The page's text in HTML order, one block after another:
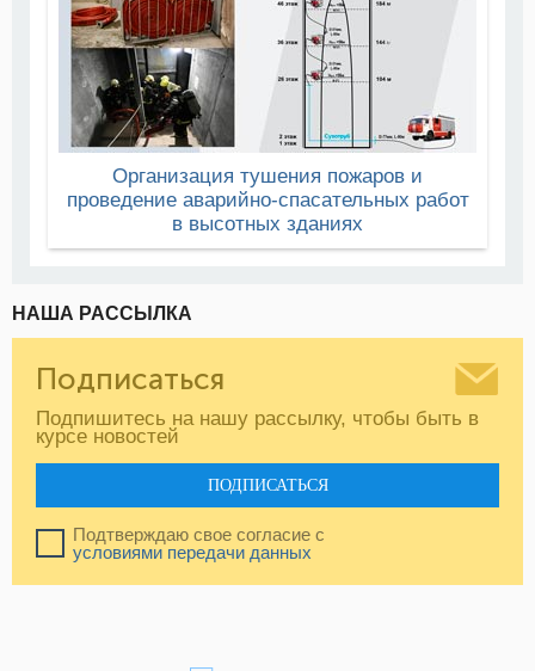
Организация тушения пожаров и
проведение аварийно-спасательных работ
в высотных зданиях
НАША РАССЫЛКА
Подписаться
Подпишитесь на нашу рассылку, чтобы быть в
курсе новостей
ПОДПИСАТЬСЯ
Подтверждаю свое согласие с
условиями передачи данных